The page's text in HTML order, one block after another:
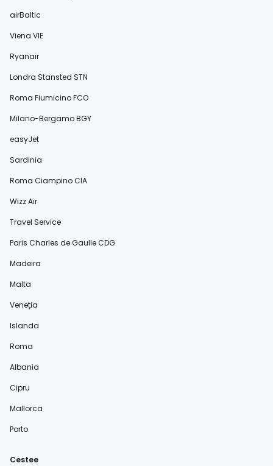
airBaltic
Viena VIE
Ryanair
Londra Stansted STN
Roma Fiumicino FCO
Milano-Bergamo BGY
easyJet
Sardinia
Roma Ciampino CIA
Wizz Air
Travel Service
Paris Charles de Gaulle CDG
Madeira
Malta
Veneția
Islanda
Roma
Albania
Cipru
Mallorca
Porto
Cestee